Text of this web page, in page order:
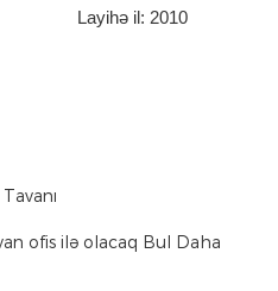
Layihə il: 2010
ofis ilə olacaq Bul Daha